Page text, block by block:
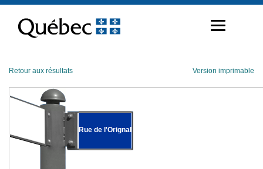
contenu
Retour aux résultats Version imprimable
Rue de l'Orignal